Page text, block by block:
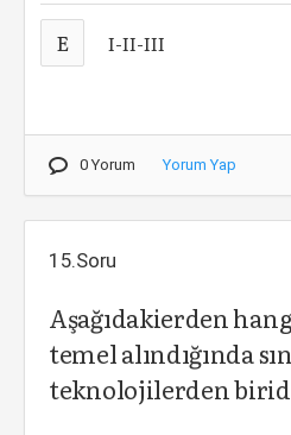
E I-II-III
0 Yorum Yorum Yap
15.Soru
Aşağıdakierden
temel alındığında
teknolojilerden